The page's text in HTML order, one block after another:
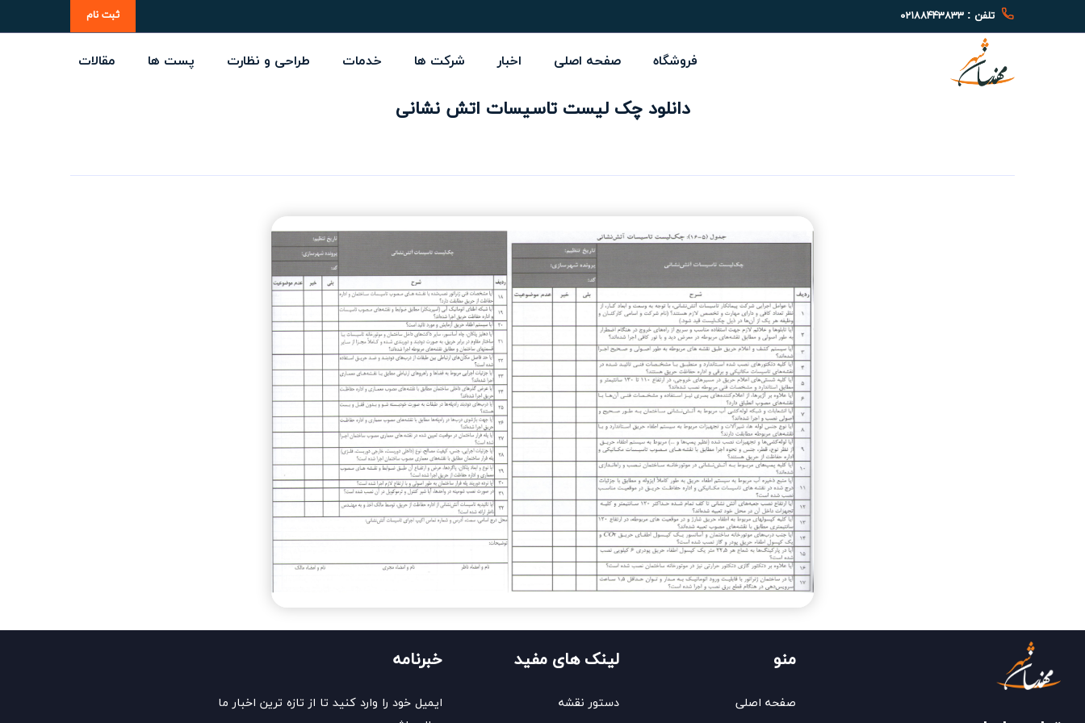
تلفن : ۰۲۱۸۸۴۴۳۸۳۳ ثبت نام
فروشگاه صفحه اصلی اخبار شرکت ها خدمات طراحی و نظارت پست ها مقالات
دانلود چک لیست تاسیسات اتش نشانی
منو
صفحه اصلی
لینک های مفید
دستور نقشه
خبرنامه
ایمیل خود را وارد کنید تا از تازه ترین اخبار ما